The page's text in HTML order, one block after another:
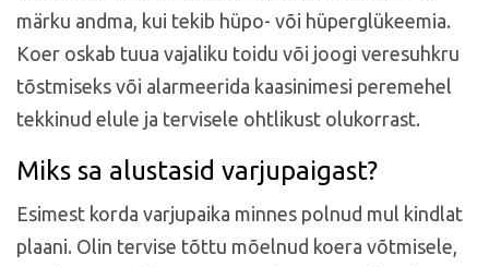
märku andma, kui tekib hüpo- või hüperglükeemia.
Koer oskab tuua vajaliku toidu või joogi veresuhkru
tõstmiseks või alarmeerida kaasinimesi peremehel
tekkinud elule ja tervisele ohtlikust olukorrast.
Miks sa alustasid varjupaigast?
Esimest korda varjupaika minnes polnud mul kindlat
plaani. Olin tervise tõttu mõelnud koera võtmisele,